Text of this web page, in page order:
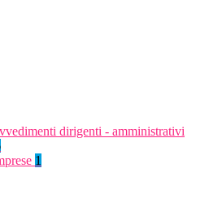
dirigenti - amministrativi
1